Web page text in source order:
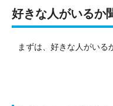
好きな人がいるか
まずは、好きな人がいる